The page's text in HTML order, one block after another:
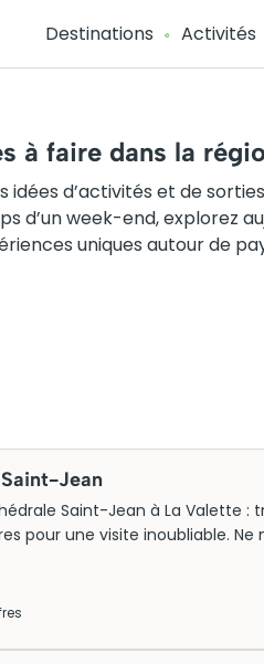
Destinations Activités
à faire dans la
d’activités et de
d’un week-end, explorez
uniques autour de
Jean
Saint-Jean à La Valette :
pour une visite inoubliable. Ne
s